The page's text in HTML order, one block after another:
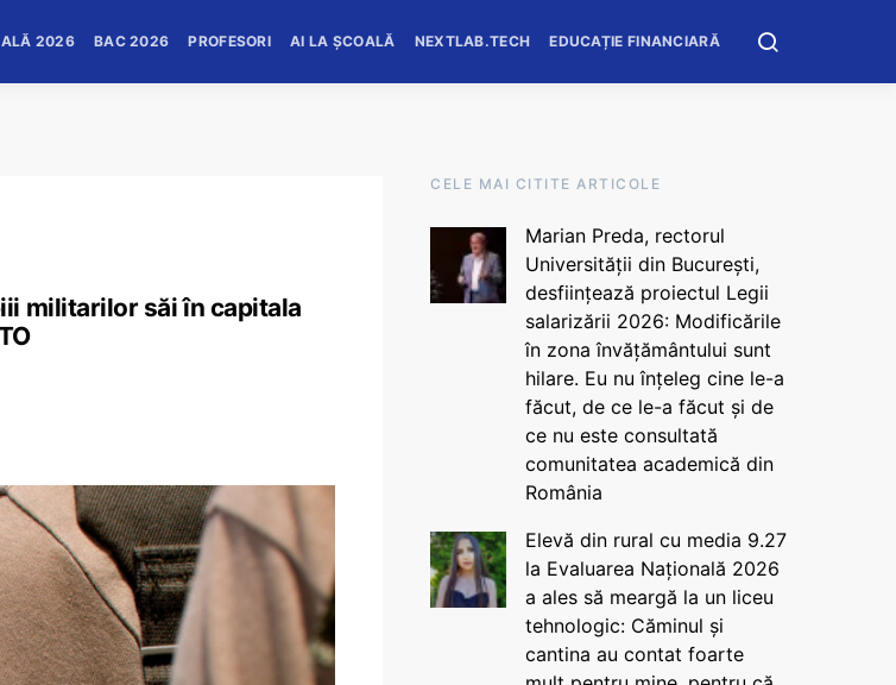
2026 BAC 2026 PROFESORI AI LA ȘCOALĂ NEXTLAB.TECH EDUCAȚIE FINANCIARĂ
militarilor săi în capitala
CELE MAI CITITE ARTICOLE
Marian Preda, rectorul
Universității din București,
desființează proiectul Legii
salarizării 2026: Modificările
în zona învățământului sunt
hilare. Eu nu înțeleg cine le-a
făcut, de ce le-a făcut și de
ce nu este consultată
comunitatea academică din
România
Elevă din rural cu media 9.27
la Evaluarea Națională 2026
a ales să meargă la un liceu
tehnologic: Căminul și
cantina au contat foarte